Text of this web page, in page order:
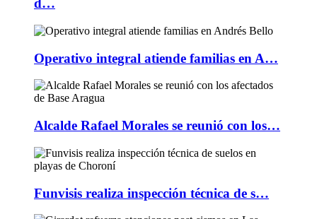
d…
Operativo integral atiende familias en A…
Alcalde Rafael Morales se reunió con los…
Funvisis realiza inspección técnica de s…